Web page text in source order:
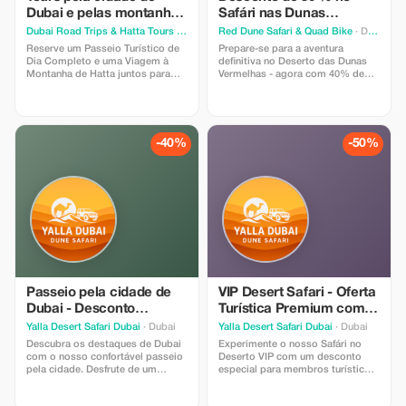
Dubai e pelas montanhas
de Hatta em oferta
especial
Dubai Road Trips & Hatta Tours
Reserve um Passeio Turístico de
Dia Completo e uma Viagem à
Montanha de Hatta juntos para
local. Perfeito para famílias e
Safári nas Dunas
Vermelhas e Aventura em
Quad!
Red Dune Safari & Quad Bike · Dubai
Prepare-se para a aventura
definitiva no Deserto das Dunas
Vermelhas - agora com 40% de
dunas vermelhas de Dubai,
seguido de um empolgante
passeio de quadriciclo pelo
enquanto percorre as areias
douradas e capture vistas
deslumbrantes do pôr do sol. O
pacote inclui: ✔ Passeio de jipe
4x4 pela duna ✔ Experiência de
condução de quadriciclo ✔
Passeio de camelo ✔ Sandboard
✔ Paragem para fotografia ao pôr
do sol ✔ Jantar churrasco
(opções vegetarianas e não
vegetarianas) ✔ Dança do ventre
ao vivo, espetáculo de Tanoura e
fogo ✔ Serviço de transporte de
ida e volta Perfeito para amantes
da aventura, casais e famílias.
Lugares limitados disponíveis –
-40%
Passeio pela cidade de
Dubai - Desconto
especial para turistas de
40%
Yalla Desert Safari Dubai · Dubai
Descubra os destaques de Dubai
com o nosso confortável passeio
pela cidade. Desfrute de um
-50%
VIP Desert Safari - Oferta
Turística Premium com
desconto de 50%.
Yalla Desert Safari Dubai · Dubai
Experimente o nosso Safári no
Deserto VIP com um desconto
especial para membros turísticos.